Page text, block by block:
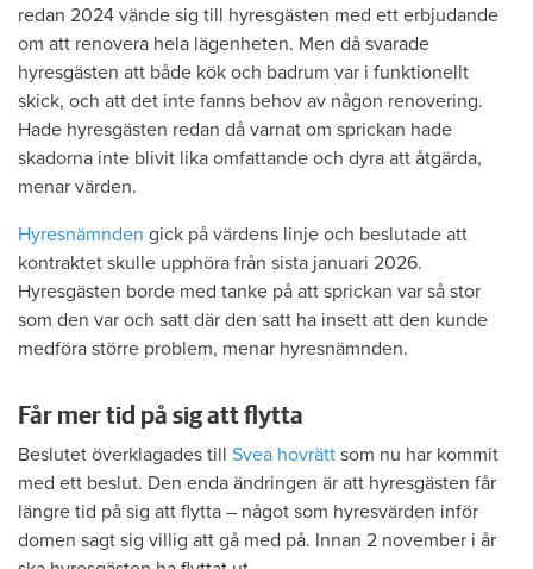
redan 2024 vände sig till hyresgästen med ett erbjudande
om att renovera hela lägenheten. Men då svarade
hyresgästen att både kök och badrum var i funktionellt
skick, och att det inte fanns behov av någon renovering.
Hade hyresgästen redan då varnat om sprickan hade
skadorna inte blivit lika omfattande och dyra att åtgärda,
menar värden.
Hyresnämnden gick på värdens linje och beslutade att
kontraktet skulle upphöra från sista januari 2026.
Hyresgästen borde med tanke på att sprickan var så stor
som den var och satt där den satt ha insett att den kunde
medföra större problem, menar hyresnämnden.
Får mer tid på sig att flytta
Beslutet överklagades till Svea hovrätt som nu har kommit
med ett beslut. Den enda ändringen är att hyresgästen får
längre tid på sig att flytta – något som hyresvärden inför
domen sagt sig villig att gå med på. Innan 2 november i år